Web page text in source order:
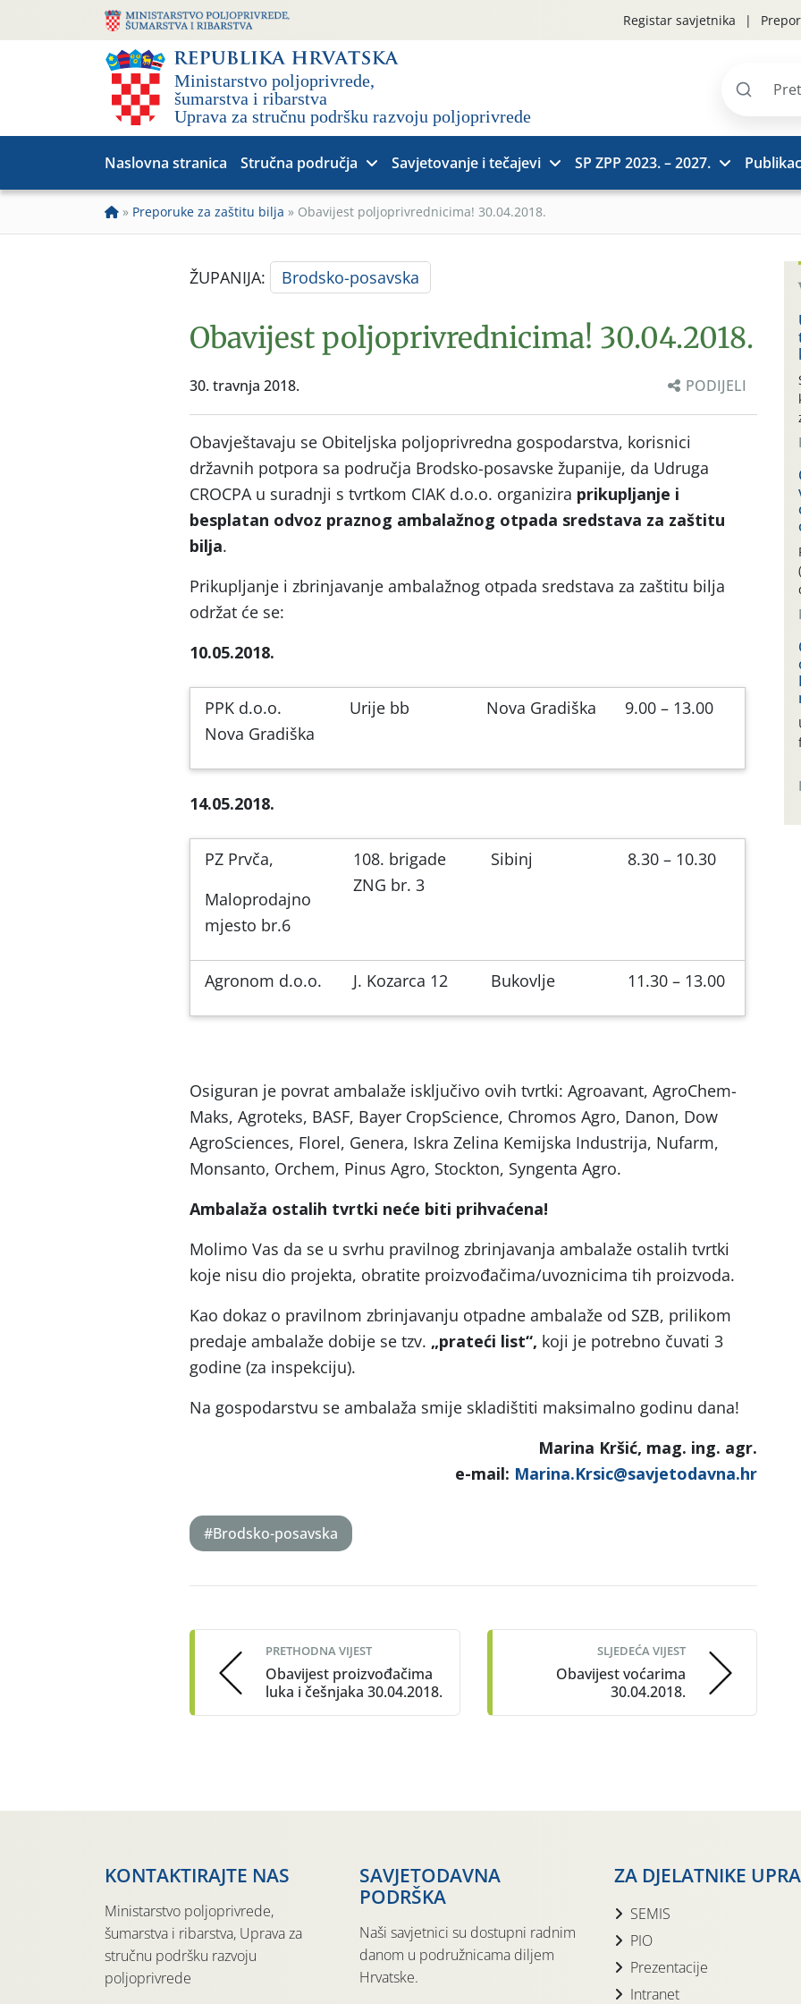
Registar savjetnika
Pretraži
Naslovna stranica Stručna područja Savjetovanje i tečajevi SP ZPP 2023. – 2027.
» Preporuke za zaštitu bilja » Obavijest poljoprivrednicima! 30.04.2018.
ŽUPANIJA: Brodsko-posavska
Obavijest poljoprivrednicima! 30.04.2018.
30. travnja 2018. PODIJELI
Obavještavaju se Obiteljska poljoprivredna gospodarstva, korisnici
državnih potpora sa područja Brodsko-posavske županije, da Udruga
CROCPA u suradnji s tvrtkom CIAK d.o.o. organizira prikupljanje i
besplatan odvoz praznog ambalažnog otpada sredstava za zaštitu
bilja.
Prikupljanje i zbrinjavanje ambalažnog otpada sredstava za zaštitu bilja
održat će se:
10.05.2018.
PPK d.o.o.
Nova Gradiška
Urije bb Nova Gradiška 9.00 – 13.00
14.05.2018.
PZ Prvča,
Maloprodajno
mjesto br.6
108. brigade
ZNG br. 3
Sibinj 8.30 – 10.30
Agronom d.o.o. J. Kozarca 12 Bukovlje 11.30 – 13.00
Osiguran je povrat ambalaže isključivo ovih tvrtki: Agroavant, AgroChem-
Maks, Agroteks, BASF, Bayer CropScience, Chromos Agro, Danon, Dow
AgroSciences, Florel, Genera, Iskra Zelina Kemijska Industrija, Nufarm,
Monsanto, Orchem, Pinus Agro, Stockton, Syngenta Agro.
Ambalaža ostalih tvrtki neće biti prihvaćena!
Molimo Vas da se u svrhu pravilnog zbrinjavanja ambalaže ostalih tvrtki
koje nisu dio projekta, obratite proizvođačima/uvoznicima tih proizvoda.
Kao dokaz o pravilnom zbrinjavanju otpadne ambalaže od SZB, prilikom
predaje ambalaže dobije se tzv. „prateći list“, koji je potrebno čuvati 3
godine (za inspekciju).
Na gospodarstvu se ambalaža smije skladištiti maksimalno godinu dana!
Marina Kršić, mag. ing. agr.
e-mail: Marina.Krsic@savjetodavna.hr
#Brodsko-posavska
navigation
PRETHODNA VIJEST
Obavijest proizvođačima
luka i češnjaka 30.04.2018.
SLJEDEĆA VIJEST
Obavijest voćarima
30.04.2018.
KONTAKTIRAJTE NAS
Ministarstvo poljoprivrede,
šumarstva i ribarstva, Uprava za
stručnu podršku razvoju
poljoprivrede
SAVJETODAVNA
PODRŠKA
Naši savjetnici su dostupni radnim
danom u podružnicama diljem
Hrvatske.
ZA DJELATNIKE
SEMIS
PIO
Prezentacije
Intranet